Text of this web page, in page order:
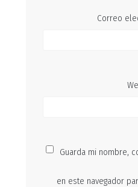
Correo
Guarda mi nombre,
en este navegador